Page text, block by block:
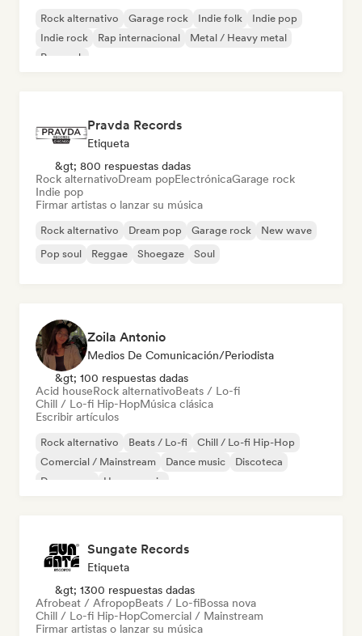
Rock alternativo Garage rock Indie folk
Indie pop
Indie rock
Rap internacional
Metal / Heavy metal
Pop rock
Pravda Records
Etiqueta
&gt; 800 respuestas dadas
Rock alternativoDream popElectrónicaGarage rock
Indie pop
Firmar artistas o lanzar su música
Rock alternativo Dream pop Garage rock
New wave
Pop soul
Reggae Shoegaze Soul
Zoila Antonio
Medios De Comunicación/Periodista
&gt; 100 respuestas dadas
Acid houseRock alternativoBeats / Lo-fi
Chill / Lo-fi Hip-HopMúsica clásica
Escribir artículos
Rock alternativo Beats / Lo-fi
Chill / Lo-fi Hip-Hop
Comercial / Mainstream
Dance music
Discoteca
Dream pop
House music
Sungate Records
Etiqueta
&gt; 1300 respuestas dadas
Afrobeat / AfropopBeats / Lo-fiBossa nova
Chill / Lo-fi Hip-HopComercial / Mainstream
Firmar artistas o lanzar su música